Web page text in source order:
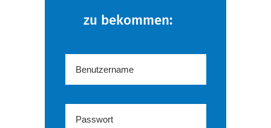
zu bekommen: